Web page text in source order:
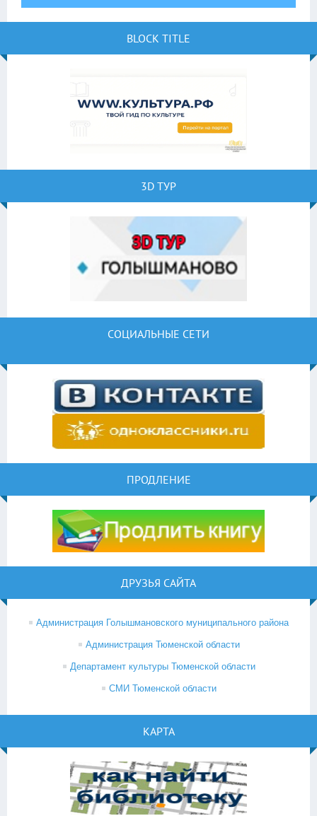
BLOCK TITLE
3D ТУР
СОЦИАЛЬНЫЕ СЕТИ
ПРОДЛЕНИЕ
ДРУЗЬЯ САЙТА
Администрация Голышмановского муниципального района
Администрация Тюменской области
Департамент культуры Тюменской области
СМИ Тюменской области
КАРТА